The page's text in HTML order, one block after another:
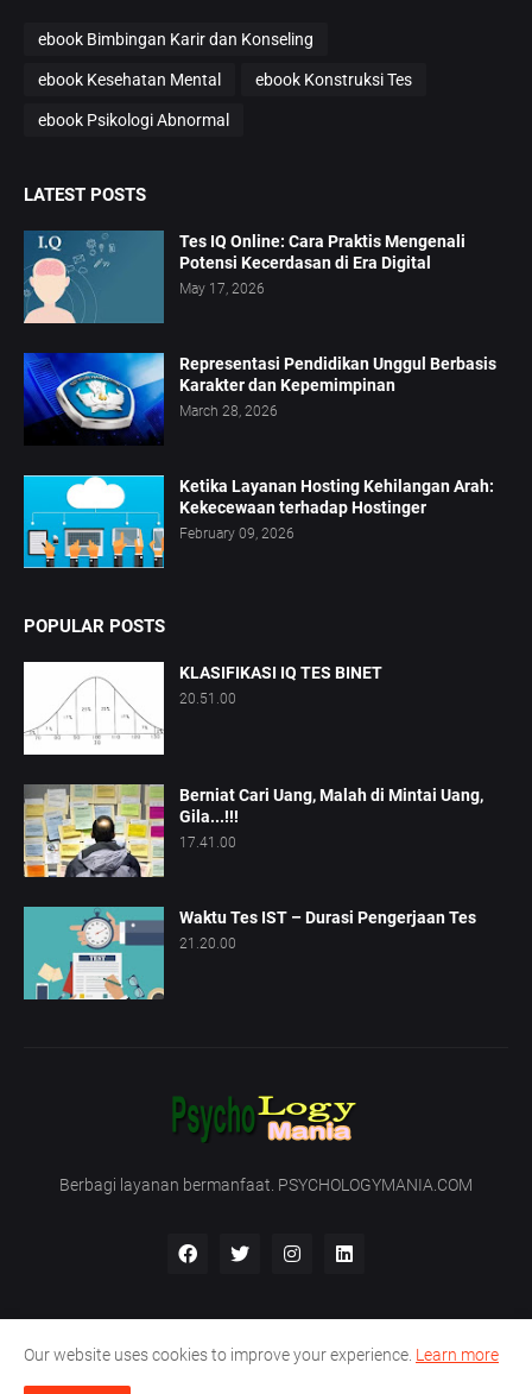
ebook Bimbingan Karir dan Konseling
ebook Kesehatan Mental ebook Konstruksi Tes
ebook Psikologi Abnormal
LATEST POSTS
Tes IQ Online: Cara Praktis Mengenali
Potensi Kecerdasan di Era Digital
May 17, 2026
Representasi Pendidikan Unggul Berbasis
Karakter dan Kepemimpinan
March 28, 2026
Ketika Layanan Hosting Kehilangan Arah:
Kekecewaan terhadap Hostinger
February 09, 2026
POPULAR POSTS
KLASIFIKASI IQ TES BINET
20.51.00
Berniat Cari Uang, Malah di Mintai Uang,
Gila...!!!
17.41.00
Waktu Tes IST – Durasi Pengerjaan Tes
21.20.00
Berbagi layanan bermanfaat. PSYCHOLOGYMANIA.COM
Tentang Kami Hubungi Kami
Our website uses cookies to improve your experience. Learn more